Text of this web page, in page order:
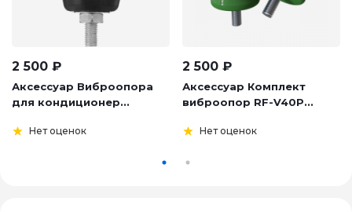
2 500 ₽
Аксессуар Виброопора
для кондиционер...
Нет оценок
2 500 ₽
Аксессуар Комплект
виброопор RF-V40P...
Нет оценок